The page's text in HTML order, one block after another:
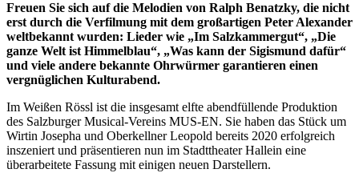
Freuen Sie sich auf die Melodien von Ralph Benatzky, die nicht
erst durch die Verfilmung mit dem großartigen Peter Alexander
weltbekannt wurden: Lieder wie „Im Salzkammergut“, „Die
ganze Welt ist Himmelblau“, „Was kann der Sigismund dafür“
und viele andere bekannte Ohrwürmer garantieren einen
vergnüglichen Kulturabend.
Im Weißen Rössl ist die insgesamt elfte abendfüllende Produktion
des Salzburger Musical-Vereins MUS-EN. Sie haben das Stück um
Wirtin Josepha und Oberkellner Leopold bereits 2020 erfolgreich
inszeniert und präsentieren nun im Stadttheater Hallein eine
überarbeitete Fassung mit einigen neuen Darstellern.